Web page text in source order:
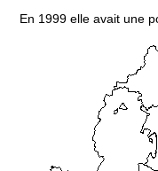
En 1999 elle avait une